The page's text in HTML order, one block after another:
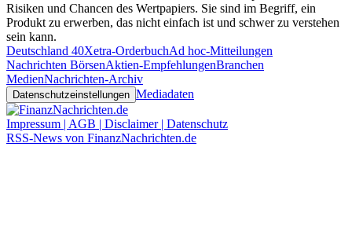
Risiken und Chancen des Wertpapiers. Sie sind im Begriff, ein
Produkt zu erwerben, das nicht einfach ist und schwer zu verstehen
sein kann.
Deutschland 40Xetra-OrderbuchAd hoc-Mitteilungen
Nachrichten BörsenAktien-EmpfehlungenBranchen
MedienNachrichten-Archiv
Datenschutzeinstellungen Mediadaten
Impressum | AGB | Disclaimer | Datenschutz
RSS-News von FinanzNachrichten.de